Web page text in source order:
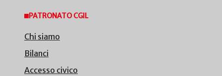
PATRONATO CGIL
Chi siamo
Bilanci
Accesso civico